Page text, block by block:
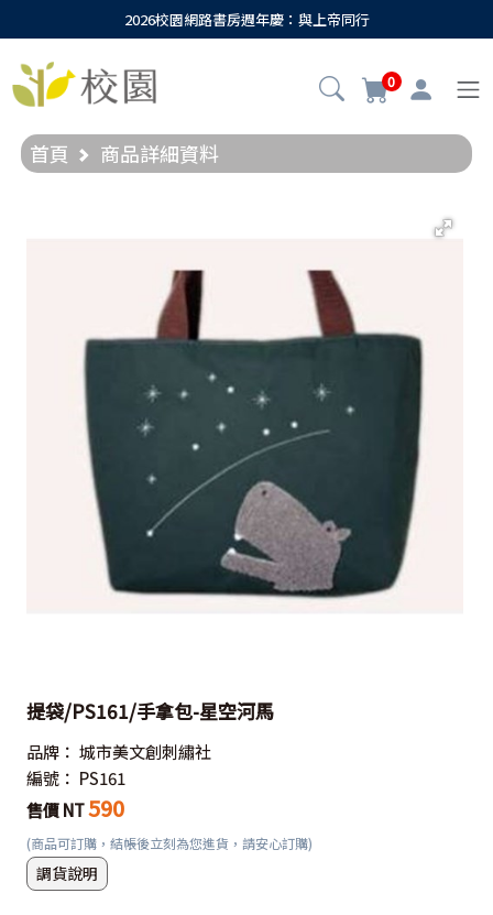
2026校園網路書房週年慶：與上帝同行
0
首頁 商品詳細資料
提袋/PS161/手拿包-星空河馬
品牌： 城市美文創刺繡社
編號： PS161
售價 NT590
(商品可訂購，結帳後立刻為您進貨，請安心訂購)
調貨說明